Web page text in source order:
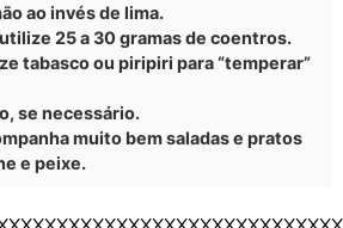
ao invés de lima.
25 a 30 gramas de coentros.
tabasco ou piripiri para “temperar”
se necessário.
muito bem saladas e pratos
e peixe.